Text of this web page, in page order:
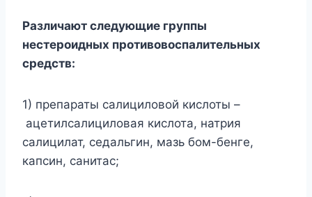
Различают следующие группы
нестероидных противовоспалительных
средств:
1) препараты салициловой кислоты –
ацетилсалициловая кислота, натрия
салицилат, седальгин, мазь бом-бенге,
капсин, санитас;